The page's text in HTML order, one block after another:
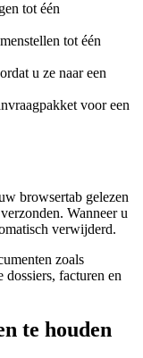
tot één
tot één
u ze naar een
voor een
browsertab gelezen
Wanneer u
verwijderd.
zoals
facturen en
te houden